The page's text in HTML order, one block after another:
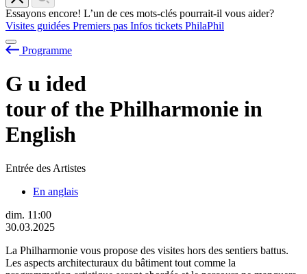
Essayons encore! L’un de ces mots-clés pourrait-il vous aider?
Visites guidées Premiers pas Infos tickets PhilaPhil
Programme
G u ided
tour of the Philharmonie in
English
Entrée des Artistes
En anglais
dim. 11:00
30.03.2025
La Philharmonie vous propose des visites hors des sentiers battus.
Les aspects architecturaux du bâtiment tout comme la